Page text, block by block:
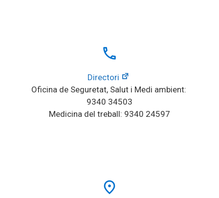
local_phone
Directori
Oficina de Seguretat, Salut i Medi ambient:
9340 34503
Medicina del treball: 9340 24597
place